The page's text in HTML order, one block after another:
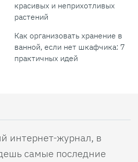
красивых и неприхотливых
растений
Как организовать хранение в
ванной, если нет шкафчика: 7
практичных идей
интернет-журнал, в
самые последние